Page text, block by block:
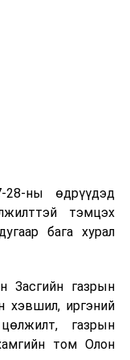
Улсын
ны өдрүүдэд
тэмцэх
бага хурал
Засгийн газрын
хэвшил, иргэний
газрын
том Олон